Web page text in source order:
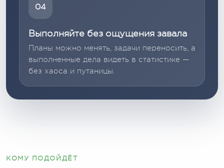
04
Выполняйте без ощущения завала
Планы можно менять, задачи переносить, а
выполненные дела видеть в статистике —
без хаоса и путаницы.
КОМУ ПОДОЙДЁТ